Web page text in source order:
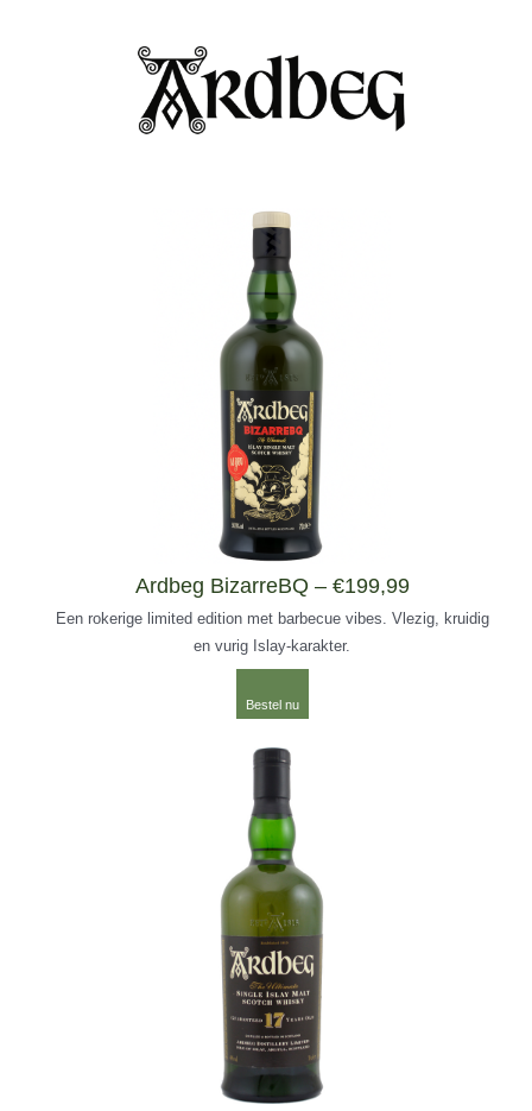
Ardbeg BizarreBQ – €199,99
Een rokerige limited edition met barbecue vibes. Vlezig, kruidig
en vurig Islay-karakter.
Bestel nu